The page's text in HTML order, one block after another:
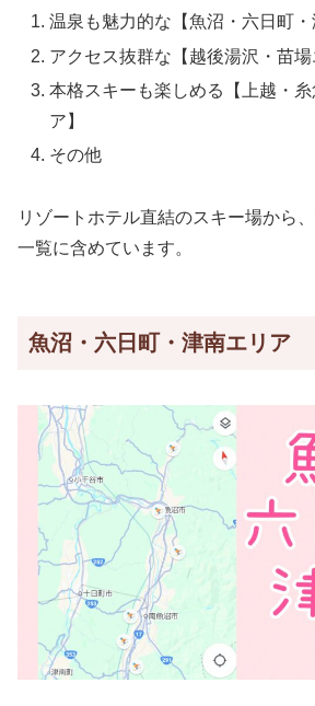
温泉も魅力的な【魚沼・六日町・
アクセス抜群な【越後湯沢・苗場
本格スキーも楽しめる【上越・糸
ア】
その他
リゾートホテル直結のスキー場から
一覧に含めています。
魚沼・六日町・津南エリア